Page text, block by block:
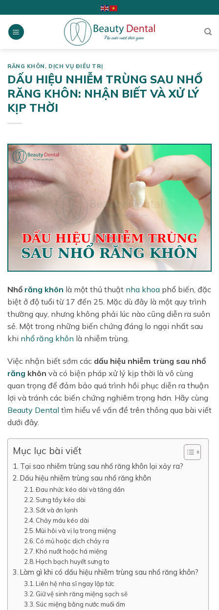
to
content
RĂNG KHÔN , DỊCH VỤ ĐIỀU TRỊ
DẤU HIỆU NHIỄM TRÙNG SAU NHỔ
RĂNG KHÔN: NHẬN BIẾT VÀ XỬ LÝ
KỊP THỜI
Nhổ răng khôn là một thủ thuật nha khoa phổ biến, đặc
biệt ở độ tuổi từ 17 đến 25. Mặc dù đây là một quy trình
thường quy, nhưng không phải lúc nào cũng diễn ra suôn
sẻ. Một trong những biến chứng đáng lo ngại nhất sau
khi nhổ răng khôn là nhiễm trùng.
Việc nhận biết sớm các dấu hiệu nhiễm trùng sau nhổ
răng khôn và có biện pháp xử lý kịp thời là vô cùng
quan trọng để đảm bảo quá trình hồi phục diễn ra thuận
lợi và tránh các biến chứng nghiêm trọng hơn. Hãy cùng
Beauty Dental tìm hiểu về vấn đề trên thông qua bài viết
dưới đây.
Mục lục bài viết
Tại sao nhiễm trùng sau nhổ răng khôn lại xảy ra?
Dấu hiệu nhiễm trùng sau nhổ răng khôn
Đau nhức kéo dài và tăng dần
Sưng tấy kéo dài
Sốt và ớn lạnh
Chảy máu kéo dài
Mùi hôi và vị lạ trong miệng
Có mủ hoặc dịch chảy ra
Khó nuốt hoặc há miệng
Hạch bạch huyết sưng to
Làm gì khi có dấu hiệu nhiễm trùng sau nhổ răng khôn?
Liên hệ nha sĩ ngay lập tức
Giữ vệ sinh răng miệng sạch sẽ
Súc miệng bằng nước muối ấm